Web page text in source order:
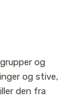
og
og stive,
den fra